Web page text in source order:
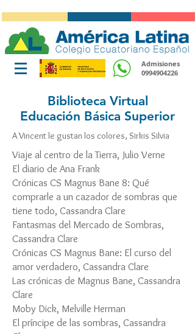
Admisiones
0994904226
Biblioteca Virtual
Educación Básica Superior
A Vincent le gustan los colores, Sirkis Silvia
Viaje al centro de la Tierra, Julio Verne
El diario de Ana Frank
Crónicas CS Magnus Bane 8: Qué
comprarle a un cazador de sombras que
tiene todo, Cassandra Clare
Fantasmas del Mercado de Sombras,
Cassandra Clare
Crónicas CS Magnus Bane: El curso del
amor verdadero, Cassandra Clare
Las crónicas de Magnus Bane, Cassandra
Clare
Moby Dick, Melville Herman
El príncipe de las sombras, Cassandra